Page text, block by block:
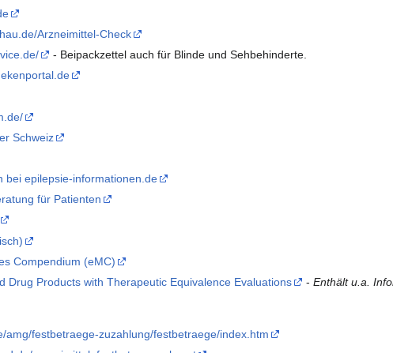
Arzneimittel-Check
- Beipackzettel auch für Blinde und Sehbehinderte.
Schweiz
bei epilepsie-informationen.de
für Patienten
Compendium (eMC)
Drug Products with Therapeutic Equivalence Evaluations
-Enthält u.a.
amg/festbetraege-zuzahlung/festbetraege/index.htm